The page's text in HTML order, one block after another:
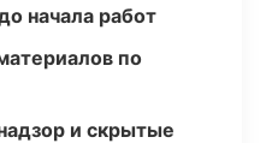
начала работ
по
и скрытые